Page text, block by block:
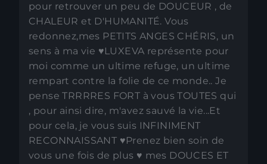
pour retrouver un peu de DOUCEUR , de
CHALEUR et D'HUMANITÉ. Vous
redonnez,mes PETITS ANGES CHÉRIS, un
sens à ma vie ♥️LUXEVA représente pour
moi comme un ultime refuge, un ultime
rempart contre la folie de ce monde.. Je
pense TRRRRES FORT à vous TOUTES qui
, pour ainsi dire, m'avez sauvé la vie...Et
pour cela, je vous suis INFINIMENT
RECONNAISSANT ♥️Prenez bien soin de
vous une fois de plus ♥️ mes DOUCES ET